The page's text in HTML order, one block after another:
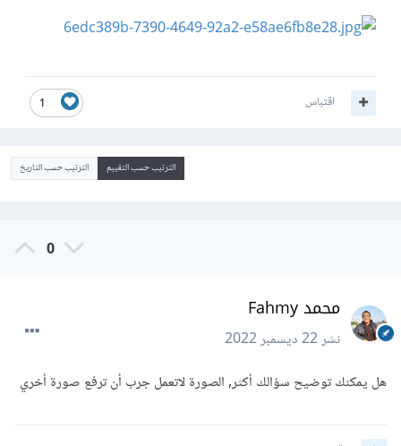
1 اقتباس
الترتيب حسب التقييم الترتيب حسب التاريخ
0
محمد Fahmy
نشر22 ديسمبر 2022
هل يمكنك توضيح سؤالك أكثر, الصورة لاتعمل جرب أن ترفع صورة أخري